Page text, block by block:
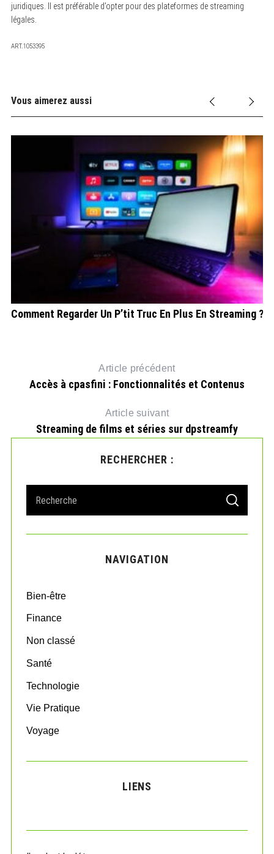
juridiques. Il est préférable d’opter pour des plateformes de streaming
légales.
ART.1053395
Vous aimerez aussi
Comment Regarder Un P’tit Truc En Plus En Streaming ?
Article précédent
Accès à cpasfini : Fonctionnalités et Contenus
Article suivant
Streaming de films et séries sur dpstreamfy
RECHERCHER :
a
r
o
:
S
A
C
NAVIGATION
Bien-être
Finance
Non classé
Santé
Technologie
Vie Pratique
Voyage
LIENS